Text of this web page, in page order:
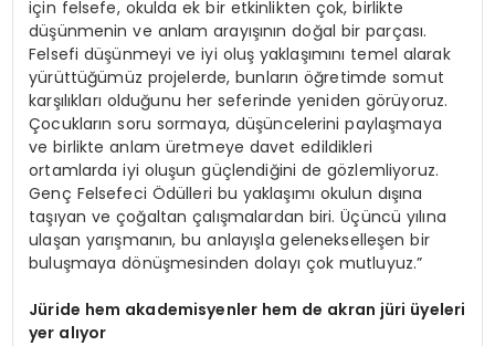
için felsefe, okulda ek bir etkinlikten çok, birlikte
düşünmenin ve anlam arayışının doğal bir parçası.
Felsefi düşünmeyi ve iyi oluş yaklaşımını temel alarak
yürüttüğümüz projelerde, bunların öğretimde somut
karşılıkları olduğunu her seferinde yeniden görüyoruz.
Çocukların soru sormaya, düşüncelerini paylaşmaya
ve birlikte anlam üretmeye davet edildikleri
ortamlarda iyi oluşun güçlendiğini de gözlemliyoruz.
Genç Felsefeci Ödülleri bu yaklaşımı okulun dışına
taşıyan ve çoğaltan çalışmalardan biri. Üçüncü yılına
ulaşan yarışmanın, bu anlayışla gelenekselleşen bir
buluşmaya dönüşmesinden dolayı çok mutluyuz.”
Jüride hem akademisyenler hem de akran jüri üyeleri
yer alıyor